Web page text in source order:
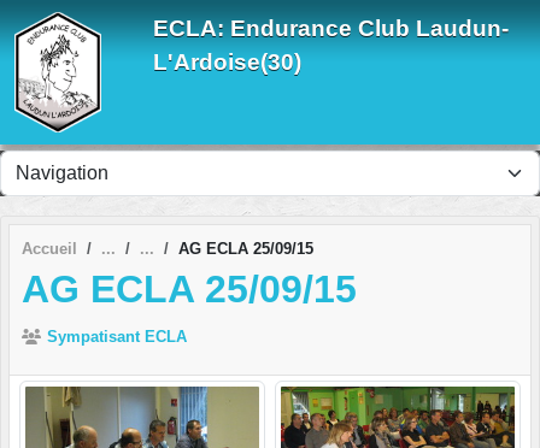
ECLA: Endurance Club Laudun-
L'Ardoise(30)
Accueil AG ECLA 25/09/15
AG ECLA 25/09/15
Sympatisant ECLA
Panneau de gestion des cookies